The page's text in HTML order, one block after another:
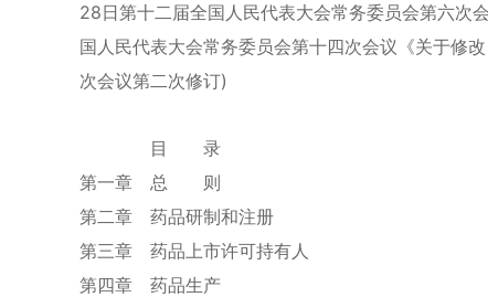
28日第十二届全国人民代表大会常务委员会第六
国人民代表大会常务委员会第十四次会议《关于修
次会议第二次修订)
目 录
第一章 总 则
第二章 药品研制和注册
第三章 药品上市许可持有人
第四章 药品生产